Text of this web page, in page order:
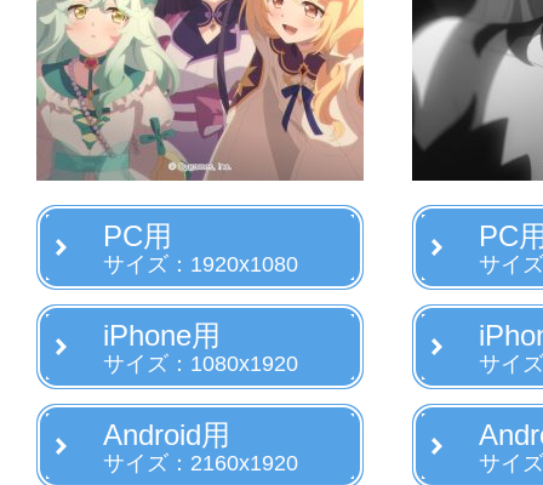
PC用
サイズ：1920x1080
iPhone用
サイズ：1080x1920
Android用
サイズ：2160x1920
PC
サイ
サイ
サイ